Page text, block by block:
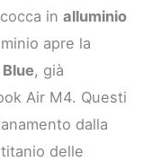
inalluminio
apre la
, già
Air M4. Questi
dalla
delle